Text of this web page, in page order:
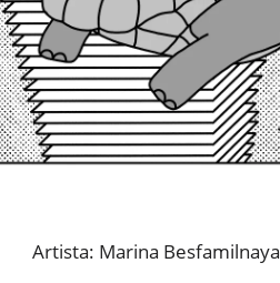
Artista: Marina Besfamilnaya